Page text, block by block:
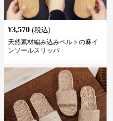
¥3,570 (税込)
天然素材編み込みベルトの麻イ
ンソールスリッパ